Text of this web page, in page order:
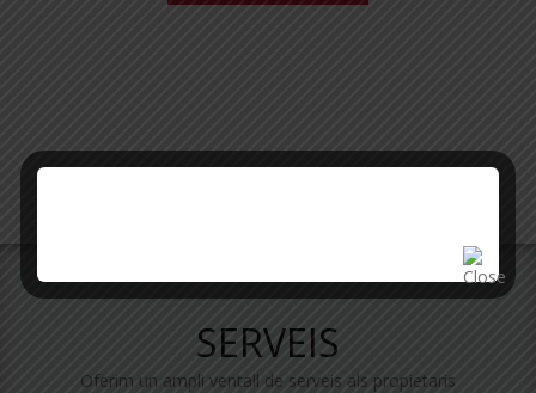
SERVEIS
Oferim un ampli ventall de serveis als propietaris